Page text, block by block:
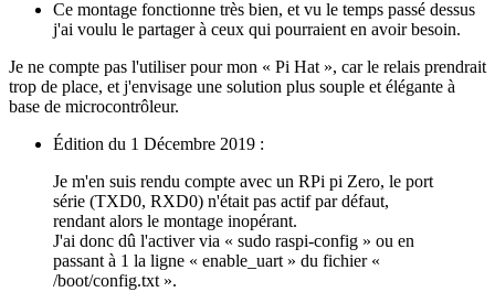
Ce montage fonctionne très bien, et vu le temps passé dessus
j'ai voulu le partager à ceux qui pourraient en avoir besoin.
Je ne compte pas l'utiliser pour mon « Pi Hat », car le relais prendrait
trop de place, et j'envisage une solution plus souple et élégante à
base de microcontrôleur.
Édition du 1 Décembre 2019 :
Je m'en suis rendu compte avec un RPi pi Zero, le port
série (TXD0, RXD0) n'était pas actif par défaut,
rendant alors le montage inopérant.
J'ai donc dû l'activer via « sudo raspi-config » ou en
passant à 1 la ligne « enable_uart » du fichier «
/boot/config.txt ».